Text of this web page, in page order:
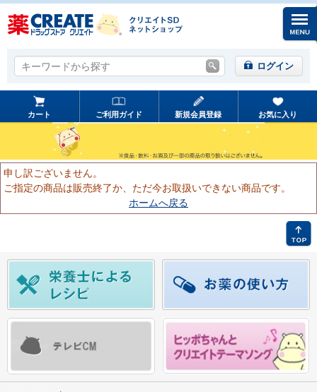
キーワードから探す
キーワードから探す ログイン
カート ご利用ガイド 新規会員登録 お気に入り
申し訳ございません。
ご指定の商品は販売終了か、ただ今お取扱いできない商品です。
ホームへ戻る